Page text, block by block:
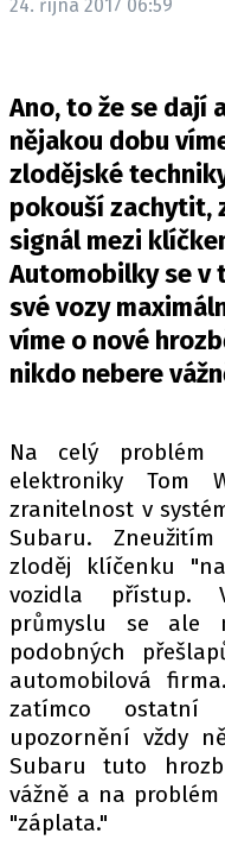
Máte
Pošlete
24. října 2017 06:59
Ano, to že se dají
nějakou dobu
zlodějské
pokouší zachytit,
signál mezi
Automobilky se v
své vozy
víme o nové
nikdo nebere
Na celý problém
elektroniky Tom
zranitelnost v
Subaru.
zloděj klíčenku
vozidla přístup.
průmyslu se ale
podobných
automobilová
zatímco ostatní
upozornění vždy
Subaru tuto
vážně a na
"záplata."